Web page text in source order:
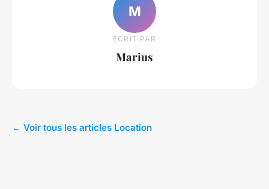
M
ECRIT PAR
Marius
← Voir tous les articles Location